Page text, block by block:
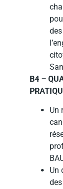
B4 –
Un
Un